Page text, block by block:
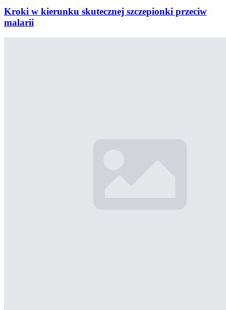
Kroki w kierunku skutecznej szczepionki przeciw
malarii